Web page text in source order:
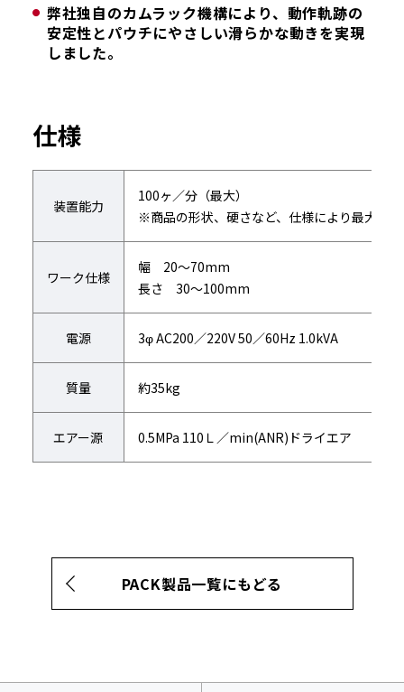
弊社独自のカムラック機構により、動作軌跡の
安定性とパウチにやさしい滑らかな動きを実現
しました。
仕様
装置能力
100ヶ／分（最大）
※商品の形状、硬さなど、仕様により最大能
ワーク仕様
幅 20～70mm
長さ 30～100mm
電源 3φ AC200／220V 50／60Hz 1.0kVA
質量 約35kg
エアー源 0.5MPa 110Ｌ／min(ANR)ドライエア
PACK製品一覧にもどる